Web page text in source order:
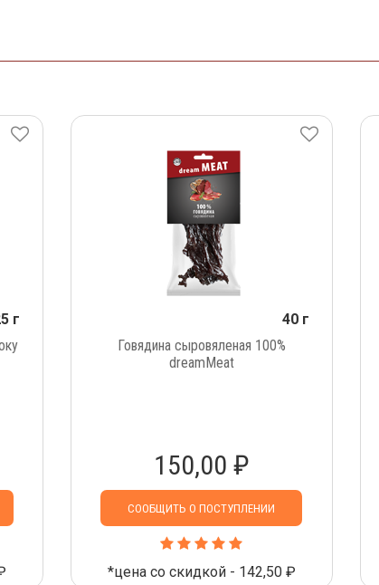
г
40 г
Говядина сыровяленая 100%
dreamMeat
150,00 ₽
СООБЩИТЬ О ПОСТУПЛЕНИИ
*цена со скидкой - 142,50 ₽